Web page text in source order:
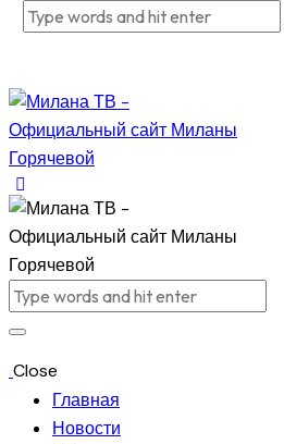
Close
Главная
Новости